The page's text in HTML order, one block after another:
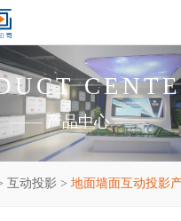
—— 产品中心 ——
互动投影 > 地面墙面互动投影